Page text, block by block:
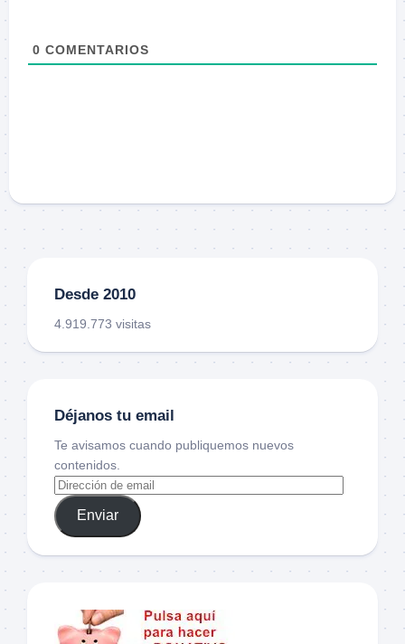
0 COMENTARIOS
Desde 2010
4.919.773 visitas
Déjanos tu email
Te avisamos cuando publiquemos nuevos
contenidos.
Enviar